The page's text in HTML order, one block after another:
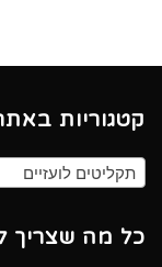
קטגוריות
תקליטים לועזיים
כל מה שצריך